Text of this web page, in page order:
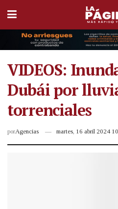
VIDEOS:
Dubái por
torrenciales
porAgencias martes, 16 abril 2024